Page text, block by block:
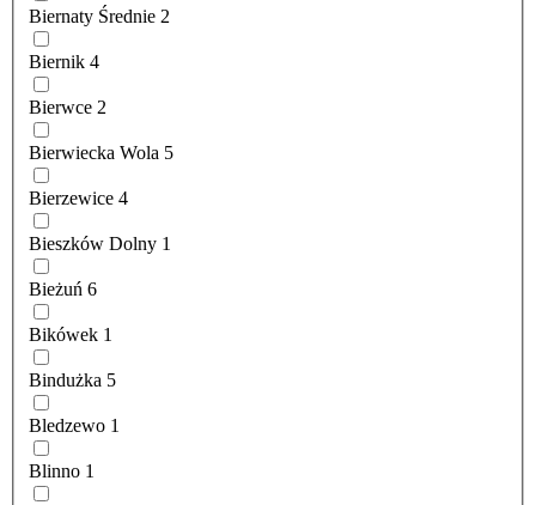
Biernaty Średnie 2
Biernik 4
Bierwce 2
Bierwiecka Wola 5
Bierzewice 4
Bieszków Dolny 1
Bieżuń 6
Bikówek 1
Bindużka 5
Bledzewo 1
Blinno 1